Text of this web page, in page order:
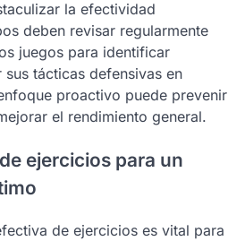
la efectividad
deben revisar regularmente
juegos para identificar
tácticas defensivas en
proactivo puede prevenir
el rendimiento general.
ejercicios para un
de ejercicios es vital para